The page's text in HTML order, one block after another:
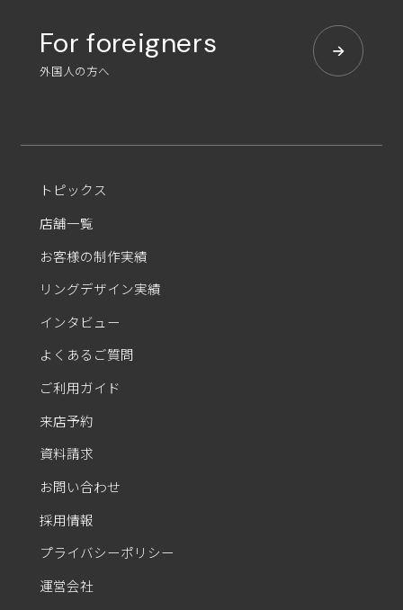
For foreigners
外国人の方へ
トピックス
店舗一覧
お客様の制作実績
リングデザイン実績
インタビュー
よくあるご質問
ご利用ガイド
来店予約
資料請求
お問い合わせ
採用情報
プライバシーポリシー
運営会社